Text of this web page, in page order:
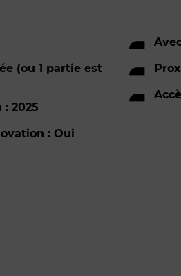
(ou 1 partie est
2025
: Oui